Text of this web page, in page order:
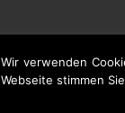
Wir verwenden
Webseite stimmen